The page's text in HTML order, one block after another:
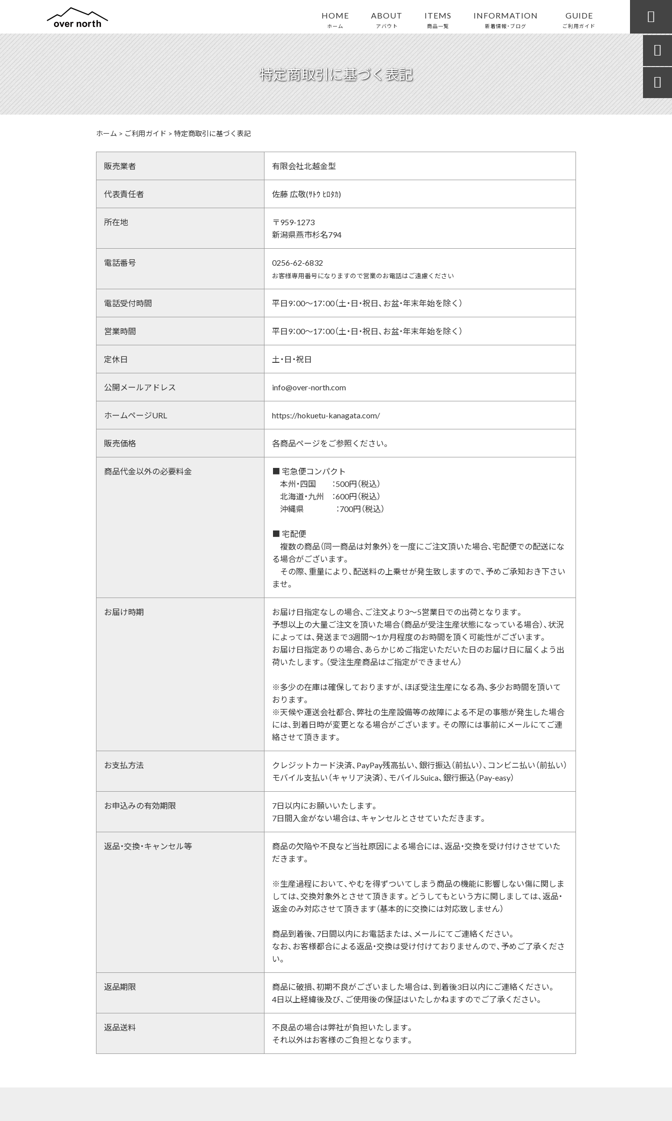
HOME
ホーム
ABOUT
アバウト
ITEMS
商品一覧
INFORMATION
新着情報・ブログ
GUIDE
ご利用ガイド

特定商取引に基づく表記
ホーム > ご利用ガイド > 特定商取引に基づく表記
販売業者 有限会社北越金型
代表責任者 佐藤 広敬(ｻﾄｳ ﾋﾛﾀｶ)
所在地
〒959-1273
新潟県燕市杉名794
電話番号 0256-62-6832
お客様専用番号になりますので営業のお電話はご遠慮ください
電話受付時間 平日9：00～17：00（土・日・祝日、お盆・年末年始を除く）
営業時間 平日9：00～17：00（土・日・祝日、お盆・年末年始を除く）
定休日 土・日・祝日
公開メールアドレス info@over-north.com
ホームページURL https://hokuetu-kanagata.com/
販売価格 各商品ページをご参照ください。
商品代金以外の必要料金
■ 宅急便コンパクト
本州・四国 ：500円（税込）
北海道・九州 ：600円（税込）
沖縄県 ：700円（税込）
■ 宅配便
複数の商品（同一商品は対象外）を一度にご注文頂いた場合、宅配便での配送にな
る場合がございます。
その際、重量により、配送料の上乗せが発生致しますので、予めご承知おき下さい
ませ。
お届け時期
お届け日指定なしの場合、ご注文より3～5営業日での出荷となります。
予想以上の大量ご注文を頂いた場合（商品が受注生産状態になっている場合）、状況
によっては、発送まで3週間～1か月程度のお時間を頂く可能性がございます。
お届け日指定ありの場合、あらかじめご指定いただいた日のお届け日に届くよう出
荷いたします。（受注生産商品はご指定ができません）
※多少の在庫は確保しておりますが、ほぼ受注生産になる為、多少お時間を頂いて
おります。
※天候や運送会社都合、弊社の生産設備等の故障による不足の事態が発生した場合
には、到着日時が変更となる場合がございます。その際には事前にメールにてご連
絡させて頂きます。
お支払方法
クレジットカード決済、PayPay残高払い、銀行振込（前払い）、コンビニ払い（前払い）
モバイル支払い（キャリア決済）、モバイルSuica、銀行振込（Pay-easy）
お申込みの有効期限
7日以内にお願いいたします。
7日間入金がない場合は、キャンセルとさせていただきます。
返品・交換・キャンセル等
商品の欠陥や不良など当社原因による場合には、返品・交換を受け付けさせていた
だきます。
※生産過程において、やむを得ずついてしまう商品の機能に影響しない傷に関しま
しては、交換対象外とさせて頂きます。どうしてもという方に関しましては、返品・
返金のみ対応させて頂きます（基本的に交換には対応致しません）
商品到着後、7日間以内にお電話または、メールにてご連絡ください。
なお、お客様都合による返品・交換は受け付けておりませんので、予めご了承くださ
い。
返品期限
商品に破損、初期不良がございました場合は、到着後3日以内にご連絡ください。
4日以上経緯後及び、ご使用後の保証はいたしかねますのでご了承ください。
返品送料
不良品の場合は弊社が負担いたします。
それ以外はお客様のご負担となります。

